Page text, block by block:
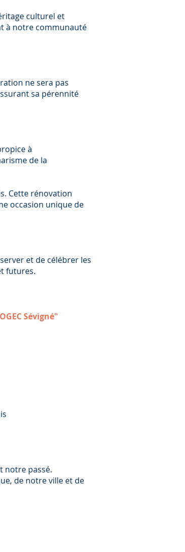
culturel et
à notre communauté
ne sera pas
sa pérennité
à
de la
Cette rénovation
occasion unique de
et de célébrer les
futures.
Sévigné"
notre passé.
de notre ville et de